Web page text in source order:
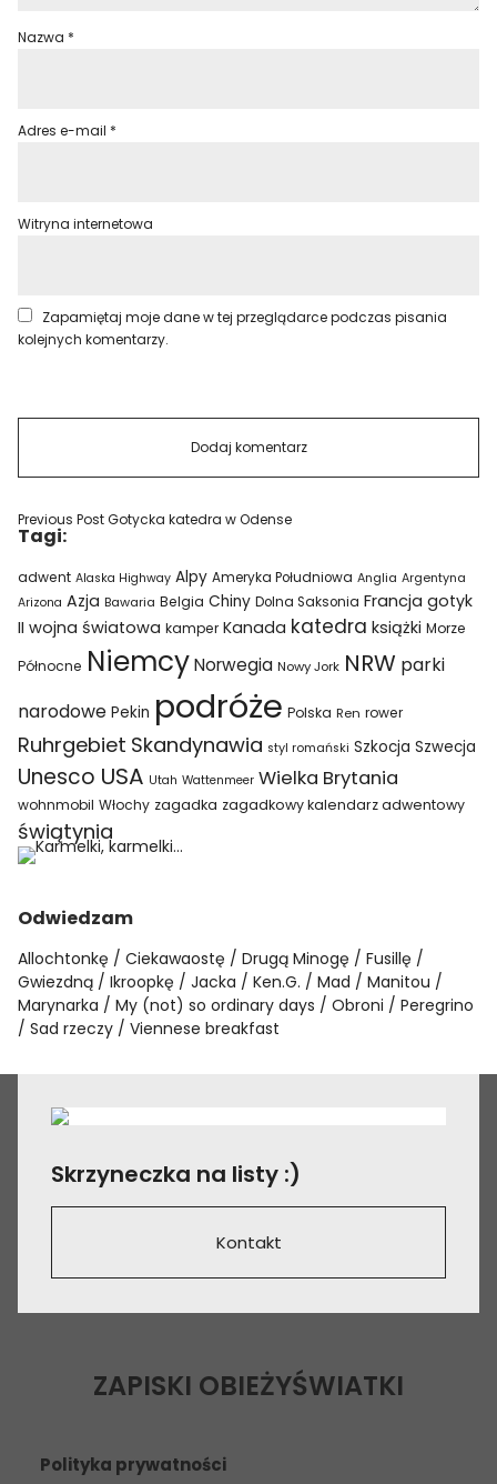
Nazwa *
Adres e-mail *
Witryna internetowa
Zapamiętaj moje dane w tej przeglądarce podczas pisania
kolejnych komentarzy.
Previous PostGotycka katedra w Odense
Tagi:
adwent Alaska Highway Alpy Ameryka Południowa Anglia Argentyna
Arizona Azja Bawaria Belgia Chiny Dolna Saksonia Francja gotyk
II wojna światowa kamper Kanada katedra książki Morze
Północne Niemcy Norwegia Nowy Jork NRW parki
narodowe Pekin podróże Polska Ren rower
Ruhrgebiet Skandynawia styl romański Szkocja Szwecja
Unesco USA Utah Wattenmeer Wielka Brytania
wohnmobil Włochy zagadka zagadkowy kalendarz adwentowy
świątynia
Odwiedzam
Allochtonkę Ciekawaostę Drugą Minogę
Fusillę
Gwiezdną
Ikroopkę Jacka Ken.G. Mad
Manitou
Marynarka
My (not) so ordinary days Obroni
Peregrino
Sad rzeczy
Viennese breakfast
Skrzyneczka na listy :)
Kontakt
ZAPISKI OBIEŻYŚWIATKI
Polityka prywatności